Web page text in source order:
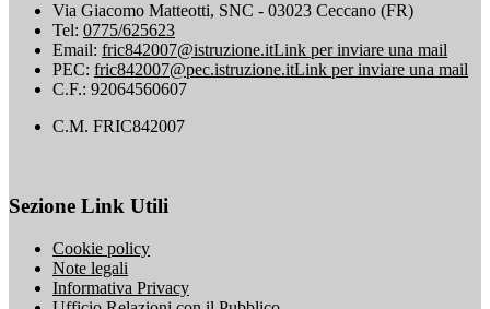
Via Giacomo Matteotti, SNC - 03023 Ceccano (FR)
Tel: 0775/625623
Email: fric842007@istruzione.itLink per inviare una mail
PEC: fric842007@pec.istruzione.itLink per inviare una mail
C.F.: 92064560607
C.M. FRIC842007
Sezione Link Utili
Cookie policy
Note legali
Informativa Privacy